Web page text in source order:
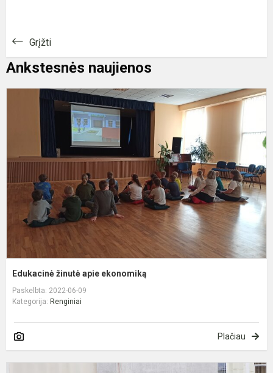
Grįžti
Ankstesnės naujienos
Edukacinė žinutė apie ekonomiką
Paskelbta: 2022-06-09
Kategorija: Renginiai
Plačiau